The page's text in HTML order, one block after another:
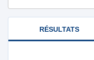
RÉSULTATS